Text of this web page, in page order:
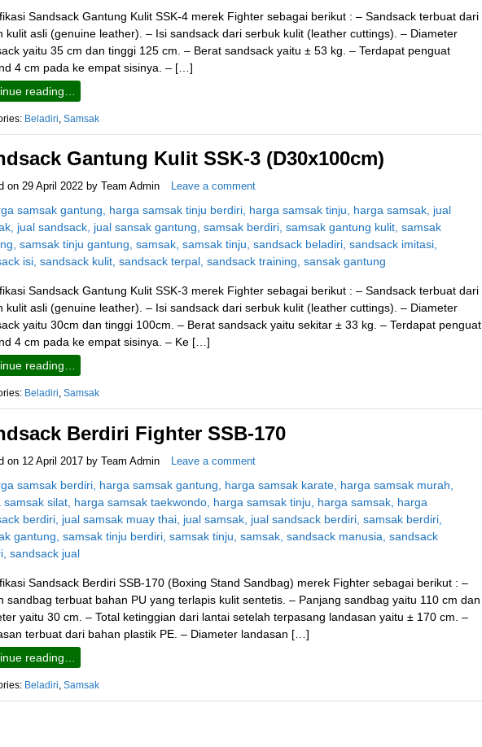
Sandsack Gantung Kulit SSK-4 merek Fighter sebagai berikut : – Sandsack terbuat dari
kulit asli (genuine leather). – Isi sandsack dari serbuk kulit (leather cuttings). – Diameter
yaitu 35 cm dan tinggi 125 cm. – Berat sandsack yaitu ± 53 kg. – Terdapat penguat
4 cm pada ke empat sisinya. – […]
reading…
Beladiri Samsak
Gantung Kulit SSK-3 (D30x100cm)
on 29 April 2022 by Team Admin Leave a comment
Sandsack Gantung Kulit SSK-3 merek Fighter sebagai berikut : – Sandsack terbuat dari
kulit asli (genuine leather). – Isi sandsack dari serbuk kulit (leather cuttings). – Diameter
yaitu 30cm dan tinggi 100cm. – Berat sandsack yaitu sekitar ± 33 kg. – Terdapat penguat
4 cm pada ke empat sisinya. – Ke […]
reading…
Beladiri Samsak
Berdiri Fighter SSB-170
on 12 April 2017 by Team Admin Leave a comment
Sandsack Berdiri SSB-170 (Boxing Stand Sandbag) merek Fighter sebagai berikut : –
sandbag terbuat bahan PU yang terlapis kulit sentetis. – Panjang sandbag yaitu 110 cm dan
yaitu 30 cm. – Total ketinggian dari lantai setelah terpasang landasan yaitu ± 170 cm. –
terbuat dari bahan plastik PE. – Diameter landasan […]
reading…
Beladiri Samsak